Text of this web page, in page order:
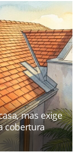
mas exige
cobertura